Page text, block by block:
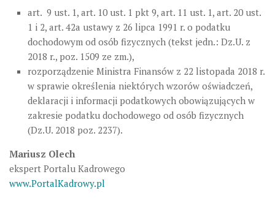
art. 9 ust. 1, art. 10 ust. 1 pkt 9, art. 11 ust. 1, art. 20 ust.
1 i 2, art. 42a ustawy z 26 lipca 1991 r. o podatku
dochodowym od osób fizycznych (tekst jedn.: Dz.U. z
2018 r., poz. 1509 ze zm.),
rozporządzenie Ministra Finansów z 22 listopada 2018 r.
w sprawie określenia niektórych wzorów oświadczeń,
deklaracji i informacji podatkowych obowiązujących w
zakresie podatku dochodowego od osób fizycznych
(Dz.U. 2018 poz. 2237).
Mariusz Olech
ekspert Portalu Kadrowego
www.PortalKadrowy.pl